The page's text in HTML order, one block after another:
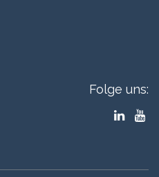
Folge uns: